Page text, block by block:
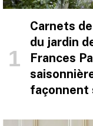
Carnets
du jardin
Frances
façonnent